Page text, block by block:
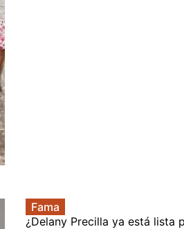
Fama
¿Delany Precilla ya está lista